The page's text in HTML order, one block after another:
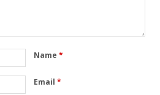
Name *
Email *